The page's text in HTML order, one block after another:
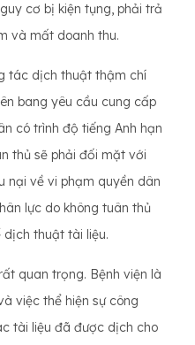
cơ bị kiện tụng, phải trả
và mất doanh thu.
tác dịch thuật thậm chí
bang yêu cầu cung cấp
có trình độ tiếng Anh hạn
thủ sẽ phải đối mặt với
nại về vi phạm quyền dân
lực do không tuân thủ
dịch thuật tài liệu.
quan trọng. Bệnh viện là
việc thể hiện sự công
tài liệu đã được dịch cho